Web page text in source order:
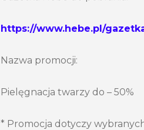
https://www.hebe.pl/
Nazwa promocji:
Pielęgnacja twarzy do – 50%
* Promocja dotyczy